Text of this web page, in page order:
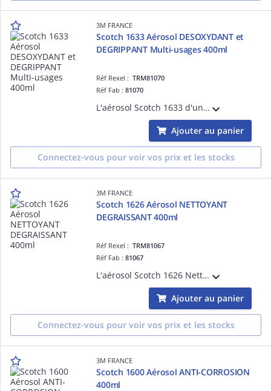
3M FRANCE
Scotch 1633 Aérosol DESOXYDANT et
DEGRIPPANT Multi-usages 400ml
Réf Rexel :TRM81070
Réf Fab :81070
L'aérosol Scotch 1633 d'une contenance de 400 ml est un aérosol multi-usage : il fait disparaître toute trace de rouille, protège contre l'humidité et remet à neuf les parties oxydées.
Ajouter au panier
Connectez-vous pour voir vos prix et les stocks
3M FRANCE
Scotch 1626 Aérosol NETTOYANT
DEGRAISSANT 400ml
Réf Rexel :TRM81067
Réf Fab :81067
L'aérosol Scotch 1626 Nettoyant Dégraissant est idéal pour dissoudre toutes les traces de graisse, huile, lubrifiant, résine et goudron. Il ne laisse aucun dépôt et n'est pas corrosif.
Ajouter au panier
Connectez-vous pour voir vos prix et les stocks
3M FRANCE
Scotch 1600 Aérosol ANTI-CORROSION
400ml